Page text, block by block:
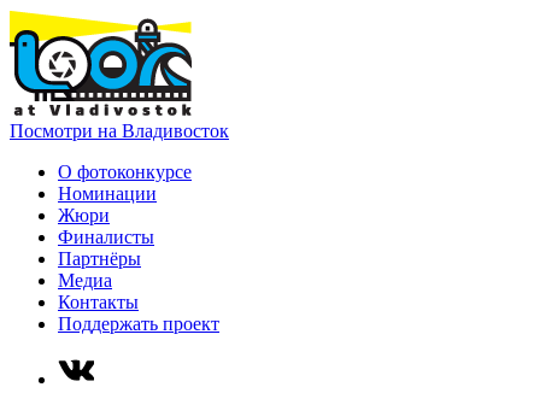
Посмотри на Владивосток
О фотоконкурсе
Номинации
Жюри
Финалисты
Партнёры
Медиа
Контакты
Поддержать проект